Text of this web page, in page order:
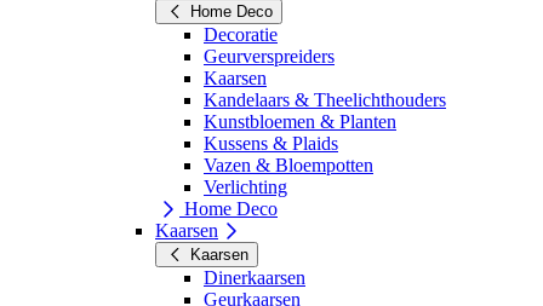
Home Deco
Decoratie
Geurverspreiders
Kaarsen
Kandelaars & Theelichthouders
Kunstbloemen & Planten
Kussens & Plaids
Vazen & Bloempotten
Verlichting
Home Deco
Kaarsen
Kaarsen
Dinerkaarsen
Geurkaarsen